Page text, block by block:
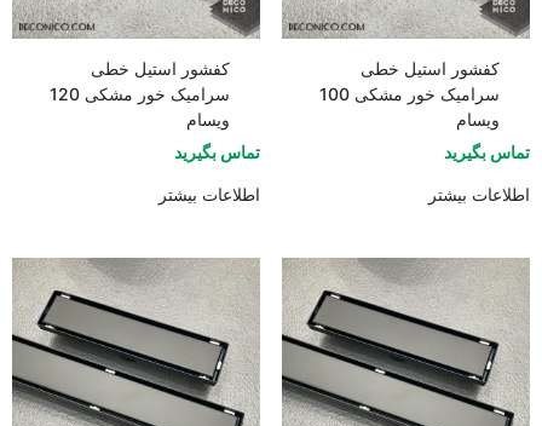
کفشور استیل خطی
سرامیک خور مشکی 100
ویسام
تماس بگیرید
اطلاعات بیشتر
کفشور استیل خطی
سرامیک خور مشکی 120
ویسام
تماس بگیرید
اطلاعات بیشتر